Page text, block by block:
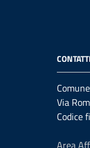
CONTATTI
Via
Codice
Area